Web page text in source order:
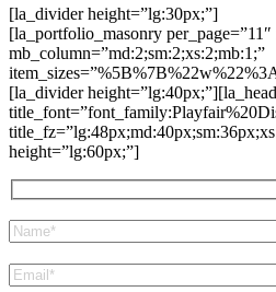
[la_divider height=”lg:30px;”]
[la_portfolio_masonry
mb_column=”md:2;sm:2;xs:2;mb:1;”
[la_divider
height=”lg:60px;”]